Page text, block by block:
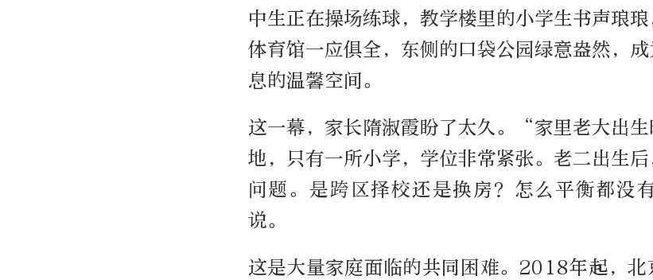
中生正在操场练球，教学楼里的小学生书声琅琅
体育馆一应俱全，东侧的口袋公园绿意盎然，
息的温馨空间。
这一幕，家长隋淑霞盼了太久。“家里老大出
地，只有一所小学，学位非常紧张。老二出生
问题。是跨区择校还是换房？怎么平衡都没
说。
这是大量家庭面临的共同困难。2018年起，北